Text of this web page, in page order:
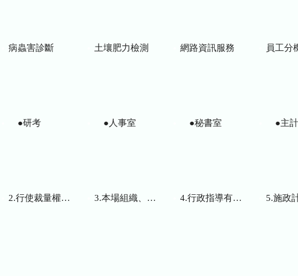
病蟲害診斷 土壤肥力檢測 網路資訊服務 員工分
●研考 ●人事室 ●秘書室 ●主
2.行使裁量權而訂頒之解釋性規定及裁量基準 3.本場組織、職掌及聯絡資訊 4.行政指導有關文書 5.施政計畫、業務統